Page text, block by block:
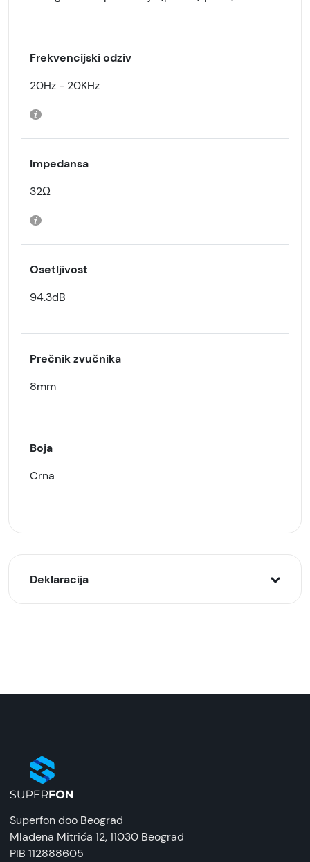
Frekvencijski odziv
20Hz - 20KHz
Impedansa
32Ω
Osetljivost
94.3dB
Prečnik zvučnika
8mm
Boja
Crna
Deklaracija
Naziv i vrsta robe:
ReproMarket
EAN:
8806090270123
Zemlja porekla:
Vietnam
Superfon doo Beograd
Mladena Mitrića 12, 11030 Beograd
PIB 112888605